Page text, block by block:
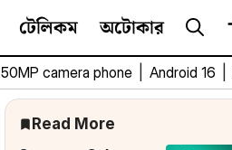
টেলিকম অটোকার
50MP camera phone Android 16
Read More